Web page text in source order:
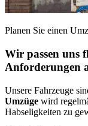
Planen Sie einen
Wir passen uns
Anforderungen
Unsere Fahrzeuge
Umzüge wird
Habseligkeiten zu